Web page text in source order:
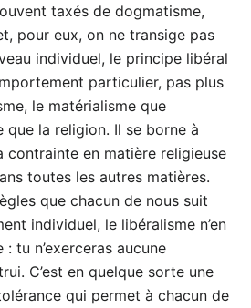
taxés de dogmatisme,
pour eux, on ne transige pas
individuel, le principe libéral
particulier, pas plus
le matérialisme que
que la religion. Il se borne à
contrainte en matière religieuse
toutes les autres matières.
que chacun de nous suit
individuel, le libéralisme n’en
: tu n’exerceras aucune
C’est en quelque sorte une
qui permet à chacun de